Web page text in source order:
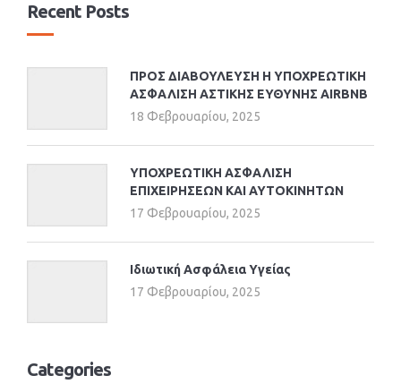
Recent Posts
ΠΡΟΣ ΔΙΑΒΟΥΛΕΥΣΗ Η ΥΠΟΧΡΕΩΤΙΚΗ
ΑΣΦΑΛΙΣΗ ΑΣΤΙΚΗΣ ΕΥΘΥΝΗΣ AIRBNB
18 Φεβρουαρίου, 2025
ΥΠΟΧΡΕΩΤΙΚΗ ΑΣΦΑΛΙΣΗ
ΕΠΙΧΕΙΡΗΣΕΩΝ ΚΑΙ ΑΥΤΟΚΙΝΗΤΩΝ
17 Φεβρουαρίου, 2025
Ιδιωτική Ασφάλεια Υγείας
17 Φεβρουαρίου, 2025
Categories